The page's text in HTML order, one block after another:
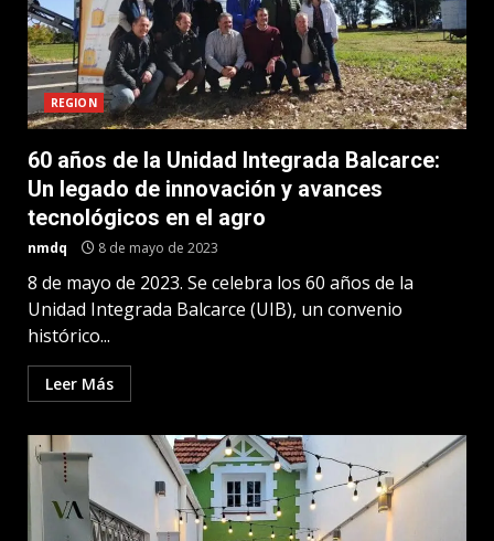
REGION
60 años de la Unidad Integrada Balcarce:
Un legado de innovación y avances
tecnológicos en el agro
nmdq 8 de mayo de 2023
8 de mayo de 2023. Se celebra los 60 años de la
Unidad Integrada Balcarce (UIB), un convenio
histórico...
Leer Más